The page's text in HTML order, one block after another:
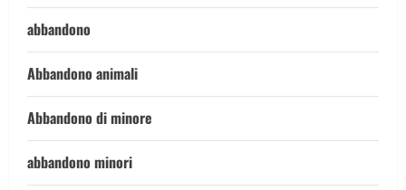
abbandono
Abbandono animali
Abbandono di minore
abbandono minori